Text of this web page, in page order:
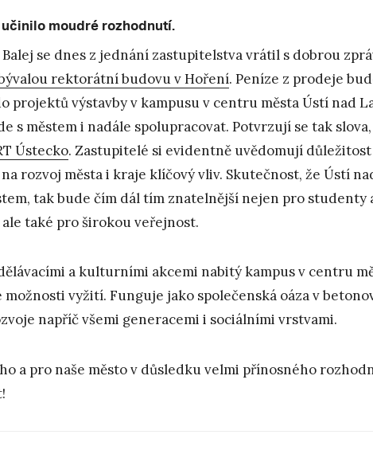
moudré rozhodnutí.
se dnes z jednání zastupitelstva vrátil s dobrou
rektorátní budovu v Hoření. Peníze z prodeje
projektů výstavby v kampusu v centru města Ústí nad
s městem i nadále spolupracovat. Potvrzují se tak
Ústecko. Zastupitelé si evidentně uvědomují
rozvoj města i kraje klíčový vliv. Skutečnost, že Ústí
tak bude čím dál tím znatelnější nejen pro studenty
také pro širokou veřejnost.
a kulturními akcemi nabitý kampus v centru
vyžití. Funguje jako společenská oáza v
napříč všemi generacemi i sociálními vrstvami.
a pro naše město v důsledku velmi přínosného